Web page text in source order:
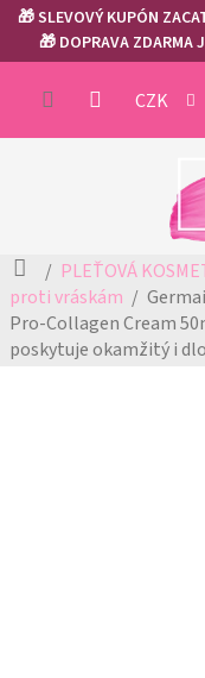
Přejít
obsah
🎁 SLEVOVÝ KUPÓN
🎁 DOPRAVA ZDARMA
CZK
Domů
PLEŤOVÁ
proti vráskám
Pro-Collagen Cream
poskytuje okamžitý i